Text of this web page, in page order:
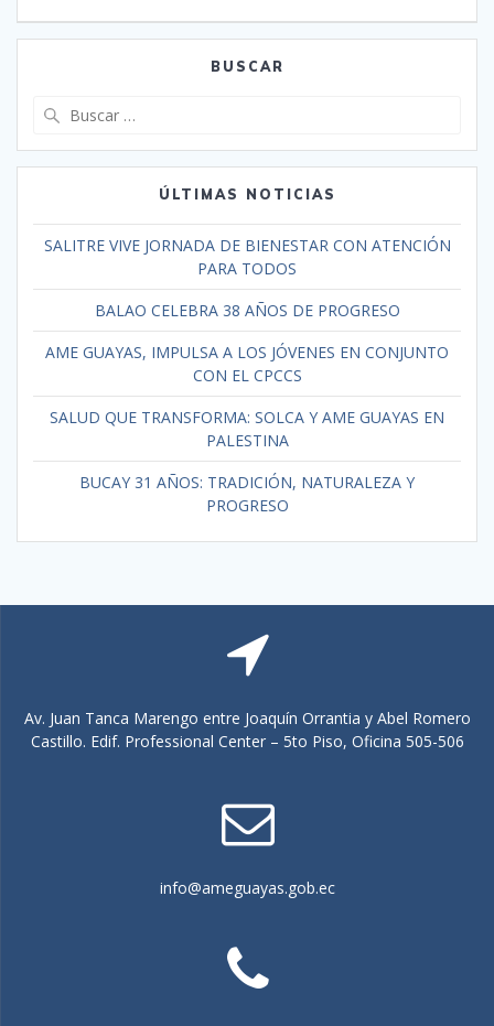
BUSCAR
ÚLTIMAS NOTICIAS
SALITRE VIVE JORNADA DE BIENESTAR CON ATENCIÓN
PARA TODOS
BALAO CELEBRA 38 AÑOS DE PROGRESO
AME GUAYAS, IMPULSA A LOS JÓVENES EN CONJUNTO
CON EL CPCCS
SALUD QUE TRANSFORMA: SOLCA Y AME GUAYAS EN
PALESTINA
BUCAY 31 AÑOS: TRADICIÓN, NATURALEZA Y
PROGRESO
Av. Juan Tanca Marengo entre Joaquín Orrantia y Abel Romero
Castillo. Edif. Professional Center – 5to Piso, Oficina 505-506
info@ameguayas.gob.ec